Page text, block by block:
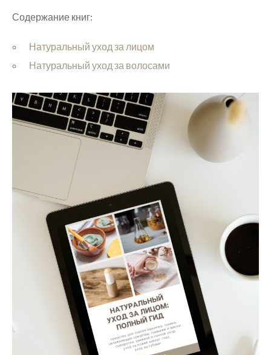
Содержание книг:
Натуральный уход за лицом
Натуральный уход за волосами